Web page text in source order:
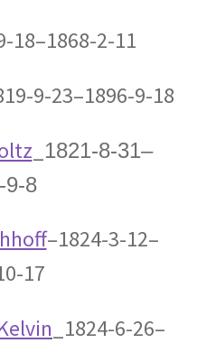
キューリー
ライ
者】
18–1868-2-11
9-23–1896-9-18
1821-8-31–
9-8
–1824-3-12–
17
_1824-6-26–